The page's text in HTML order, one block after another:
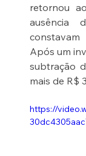
retornou
ausência
Após um
subtração
mais de R$
https://